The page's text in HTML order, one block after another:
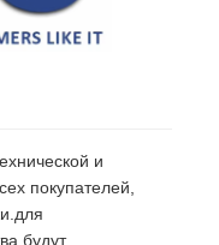
и
покупателей,
будут